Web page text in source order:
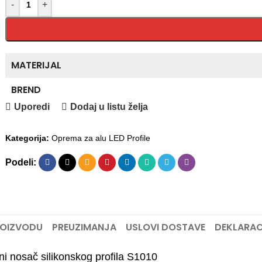
- +
MATERIJAL
BREND
Uporedi
Dodaj u listu želja
Kategorija: Oprema za alu LED Profile
Podeli:
PREUZIMANJA USLOVI DOSTAVE
nosač silikonskog profila S1010